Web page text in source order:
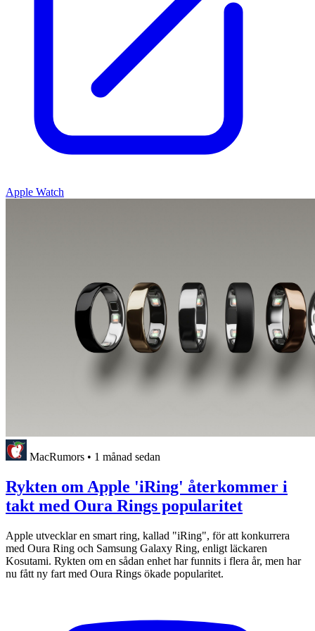
Apple Watch
MacRumors • 1 månad sedan
Rykten om Apple 'iRing' återkommer i
takt med Oura Rings popularitet
Apple utvecklar en smart ring, kallad "iRing", för att konkurrera
med Oura Ring och Samsung Galaxy Ring, enligt läckaren
Kosutami. Rykten om en sådan enhet har funnits i flera år, men har
nu fått ny fart med Oura Rings ökade popularitet.